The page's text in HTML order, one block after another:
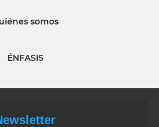
somos
ÉNFASIS